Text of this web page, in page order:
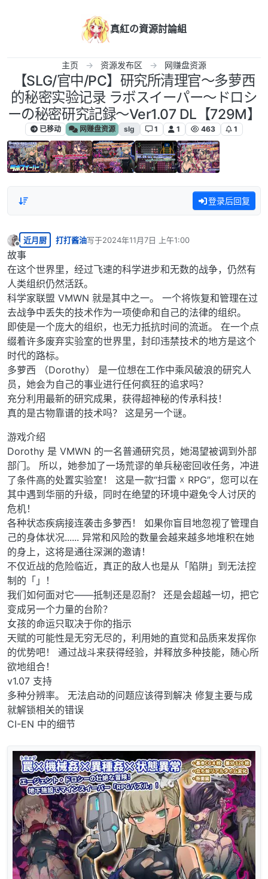
真紅の資源討論組
主页 资源发布区 网赚盘资源
【SLG/官中/PC】研究所清理官～多萝西
的秘密实验记录 ラボスイーパー～ドロシ
ーの秘密研究記録～Ver1.07 DL【729M】
已移动 网赚盘资源 slg 1 1 463 1
登录后回复
离线
近月厨 打打酱油写于2024年11月7日 上午1:00
最后由 编辑
故事
在这个世界里，经过飞速的科学进步和无数的战争，仍然有
人类组织仍然活跃。
科学家联盟 VMWN 就是其中之一。 一个将恢复和管理在过
去战争中丢失的技术作为一项使命和自己的法律的组织。
即使是一个庞大的组织，也无力抵抗时间的流逝。 在一个点
缀着许多废弃实验室的世界里，封印违禁技术的地方是这个
时代的路标。
多萝西 （Dorothy） 是一位想在工作中乘风破浪的研究人
员，她会为自己的事业进行任何疯狂的追求吗？
充分利用最新的研究成果，获得超神秘的传承科技！
真的是古物靠谱的技术吗？ 这是另一个谜。
游戏介绍
Dorothy 是 VMWN 的一名普通研究员，她渴望被调到外部
部门。 所以，她参加了一场荒谬的单兵秘密回收任务，冲进
了条件高的处置实验室！ 这是一款“扫雷 ☓ RPG”，您可以在
其中遇到华丽的升级，同时在绝望的环境中避免令人讨厌的
危机！
各种状态疾病接连袭击多萝西！ 如果你盲目地忽视了管理自
己的身体状况...... 异常和风险的数量会越来越多地堆积在她
的身上，这将是通往深渊的邀请！
不仅近战的危险临近，真正的敌人也是从「陷阱」到无法控
制的「」！
我们如何面对它——抵制还是忍耐？ 还是会超越一切，把它
变成另一个力量的台阶？
女孩的命运只取决于你的指示
天赋的可能性是无穷无尽的，利用她的直觉和品质来发挥你
的优势吧！ 通过战斗来获得经验，并释放多种技能，随心所
欲地组合！
v1.07 支持
多种分辨率。 无法启动的问题应该得到解决 修复主要与成
就解锁相关的错误
CI-EN 中的细节